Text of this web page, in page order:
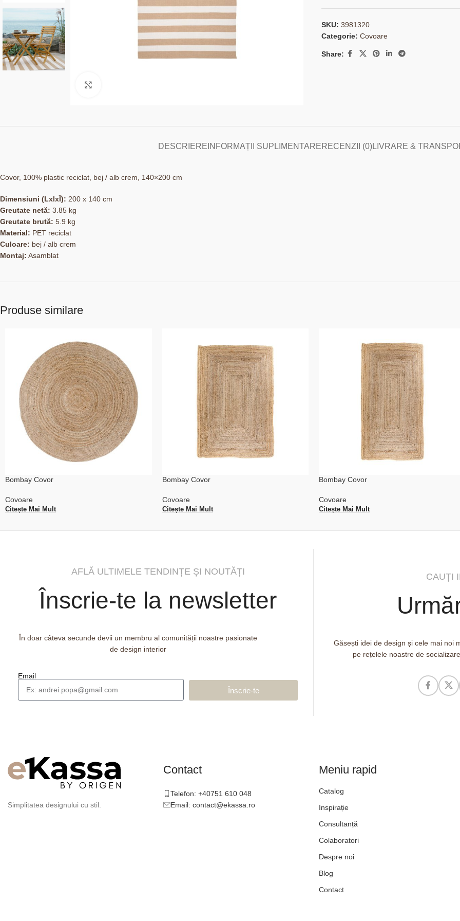
SKU: 3981320
Categorie: Covoare
Share:
DESCRIERE INFORMAȚII SUPLIMENTARERECENZII (0)LIVRARE &
Covor, 100% plastic reciclat, bej / alb crem, 140×200 cm
Dimensiuni (LxlxÎ): 200 x 140 cm
Greutate netă: 3.85 kg
Greutate brută: 5.9 kg
Material: PET reciclat
Culoare: bej / alb crem
Montaj: Asamblat
Produse similare
Bombay Covor
Covoare
Citește Mai Mult
Bombay Covor
Covoare
Citește Mai Mult
Bombay Covor
Covoare
Citește Mai Mult
AFLĂ ULTIMELE TENDINȚE ȘI NOUTĂȚI
Înscrie-te la newsletter
În doar câteva secunde devii un membru al comunității noastre pasionate
de design interior
Email
Înscrie-te
CAUȚI
Găsești idei de design și cele mai noi
pe rețelele noastre de socializare
Simplitatea designului cu stil.
Contact
Telefon: +40751 610 048
Email: contact@ekassa.ro
Meniu rapid
Catalog
Inspirație
Consultanță
Colaboratori
Despre noi
Blog
Contact